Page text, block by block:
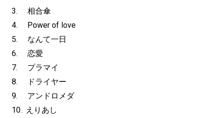
3. 相合傘
4. Power of love
5. なんて一日
6. 恋愛
7. プラマイ
8. ドライヤー
9. アンドロメダ
10. えりあし